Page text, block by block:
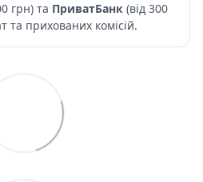
грн) та ПриватБанк (від 300
та прихованих комісій.